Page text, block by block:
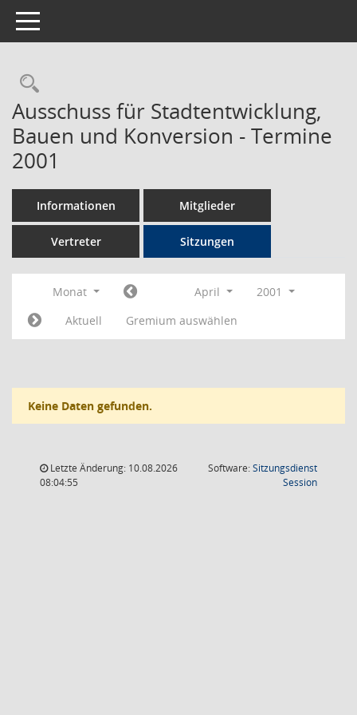
Toggle navigation
Rechercheauswahl
Ausschuss für Stadtentwicklung,
Bauen und Konversion - Termine
2001
Informationen Mitglieder
Vertreter Sitzungen
Monat April
2001
Aktuell
Gremium auswählen
Keine Daten gefunden.
Letzte Änderung: 10.08.2026
08:04:55
Software:Sitzungsdienst
Session(Wird in